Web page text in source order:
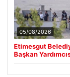
05/08/2026
Etimesgut
Başkan